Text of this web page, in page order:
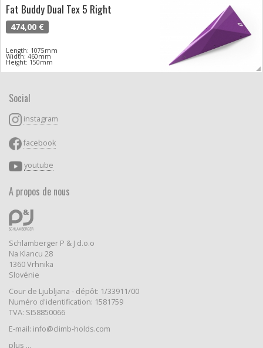
Fat Buddy Dual Tex 5 Right
474,00 €
Length: 1075mm
Width: 460mm
Height: 150mm
Social
instagram
facebook
youtube
A propos de nous
Schlamberger P & J d.o.o
Na Klancu 28
1360 Vrhnika
Slovénie
Cour de Ljubljana - dépôt: 1/33911/00
Numéro d'identification: 1581759
TVA: SI58850066
E-mail: info@climb-holds.com
plus ...